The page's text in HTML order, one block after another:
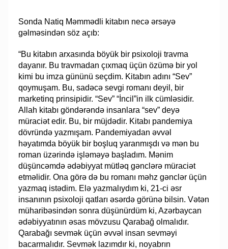
Sonda Natiq Məmmədli kitabın necə ərsəyə
gəlməsindən söz açıb:
“Bu kitabın arxasında böyük bir psixoloji travma
dayanır. Bu travmadan çıxmaq üçün özümə bir yol
kimi bu imza gününü seçdim. Kitabın adını “Sev”
qoymuşam. Bu, sadəcə sevgi romanı deyil, bir
marketinq prinsipidir. “Sev” “İncil”in ilk cümləsidir.
Allah kitabı göndərəndə insanlara “sev” deyə
müraciət edir. Bu, bir müjdədir. Kitabı pandemiya
dövründə yazmışam. Pandemiyadan əvvəl
həyatımda böyük bir boşluq yaranmışdı və mən bu
roman üzərində işləməyə başladım. Mənim
düşüncəmdə ədəbiyyat mütləq gənclərə müraciət
etməlidir. Ona görə də bu romanı məhz gənclər üçün
yazmaq istədim. Elə yazmalıydım ki, 21-ci əsr
insanının psixoloji qatları əsərdə görünə bilsin. Vətən
müharibəsindən sonra düşünürdüm ki, Azərbaycan
ədəbiyyatının əsas mövzusu Qarabağ olmalıdır.
Qarabağı sevmək üçün əvvəl insan sevməyi
bacarmalıdır. Sevmək lazımdır ki, noyabrın